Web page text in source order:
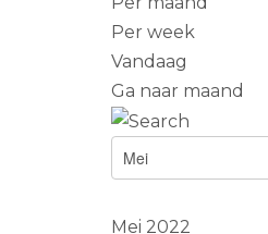
Per week
Vandaag
Ga naar maand
Mei 2022